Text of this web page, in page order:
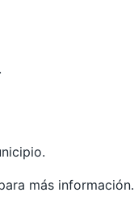
más información.